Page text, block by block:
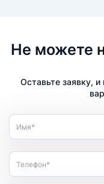
Не можете
Оставьте заявку,
Имя*
Телефон*